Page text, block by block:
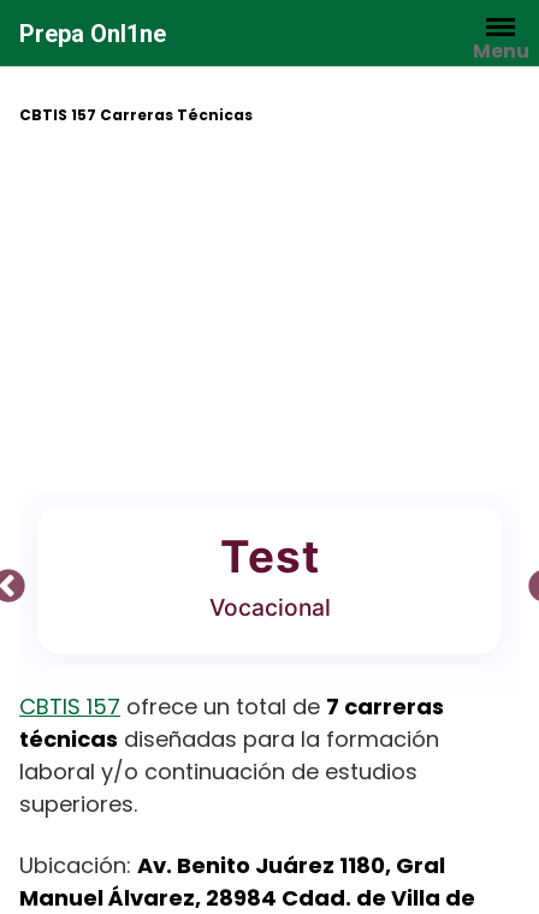
contenido
Prepa Onl1ne
Menu
CBTIS 157 Carreras Técnicas
Test
Vocacional
CBTIS 157 ofrece un total de 7 carreras
técnicas diseñadas para la formación
laboral y/o continuación de estudios
superiores.
Ubicación: Av. Benito Juárez 1180, Gral
Manuel Álvarez, 28984 Cdad. de Villa de